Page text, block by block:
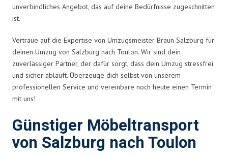
unverbindliches Angebot, das auf deine Bedürfnisse zugeschnitten
ist.
Vertraue auf die Expertise von Umzugsmeister Braun Salzburg für
deinen Umzug von Salzburg nach Toulon. Wir sind dein
zuverlässiger Partner, der dafür sorgt, dass dein Umzug stressfrei
und sicher abläuft. Überzeuge dich selbst von unserem
professionellen Service und vereinbare noch heute einen Termin
mit uns!
Günstiger Möbeltransport
von Salzburg nach Toulon